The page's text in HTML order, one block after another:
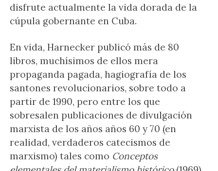
disfrute actualmente la vida dorada de la
cúpula gobernante en Cuba.
En vida, Harnecker publicó más de 80
libros, muchísimos de ellos mera
propaganda pagada, hagiografía de los
santones revolucionarios, sobre todo a
partir de 1990, pero entre los que
sobresalen publicaciones de divulgación
marxista de los años años 60 y 70 (en
realidad, verdaderos catecismos de
marxismo) tales como Conceptos